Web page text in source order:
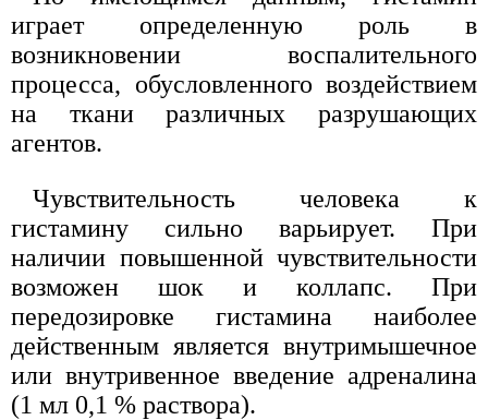
играет определенную роль в
возникновении воспалительного
процесса, обусловленного воздействием
на ткани различных разрушающих
агентов.
Чувствительность человека к
гистамину сильно варьирует. При
наличии повышенной чувствительности
возможен шок и коллапс. При
передозировке гистамина наиболее
действенным является внутримышечное
или внутривенное введение адреналина
(1 мл 0,1 % раствора).